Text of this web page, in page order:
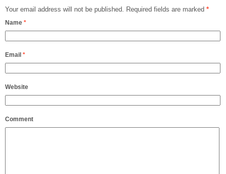
Your email address will not be published. Required fields are marked *
Name *
Email *
Website
Comment